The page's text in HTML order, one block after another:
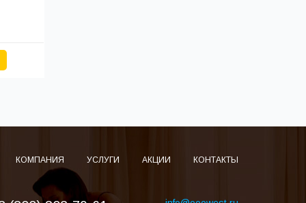
КОМПАНИЯ УСЛУГИ АКЦИИ КОНТАКТЫ